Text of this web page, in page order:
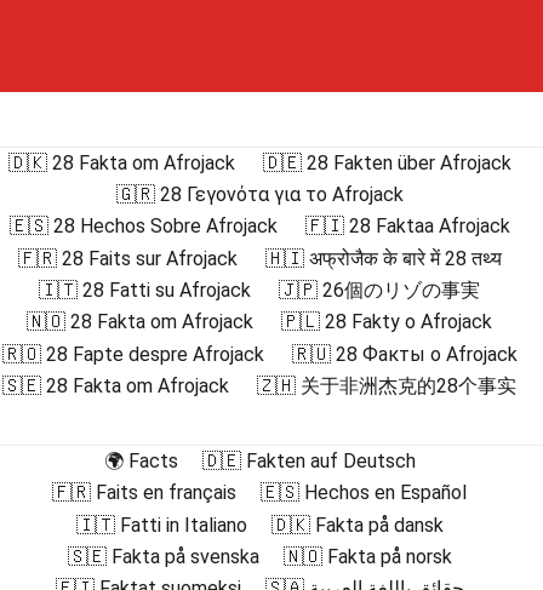
🇩🇰 28 Fakta om Afrojack
🇩🇪 28 Fakten über Afrojack
🇬🇷 28 Γεγονότα για το Afrojack
🇪🇸 28 Hechos Sobre Afrojack
🇫🇮 28 Faktaa Afrojack
🇫🇷 28 Faits sur Afrojack
🇭🇮 अफ्रोजैक के बारे में 28 तथ्य
🇮🇹 28 Fatti su Afrojack
🇯🇵 26個のリゾの事実
🇳🇴 28 Fakta om Afrojack
🇵🇱 28 Fakty o Afrojack
🇷🇴 28 Fapte despre Afrojack
🇷🇺 28 Факты о Afrojack
🇸🇪 28 Fakta om Afrojack
🇿🇭 关于非洲杰克的28个事实
🌍 Facts
🇩🇪 Fakten auf Deutsch
🇫🇷 Faits en français
🇪🇸 Hechos en Español
🇮🇹 Fatti in Italiano
🇩🇰 Fakta på dansk
🇸🇪 Fakta på svenska
🇳🇴 Fakta på norsk